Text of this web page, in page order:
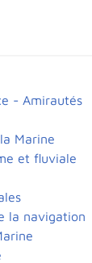
- Amirautés
Marine
et fluviale
la navigation